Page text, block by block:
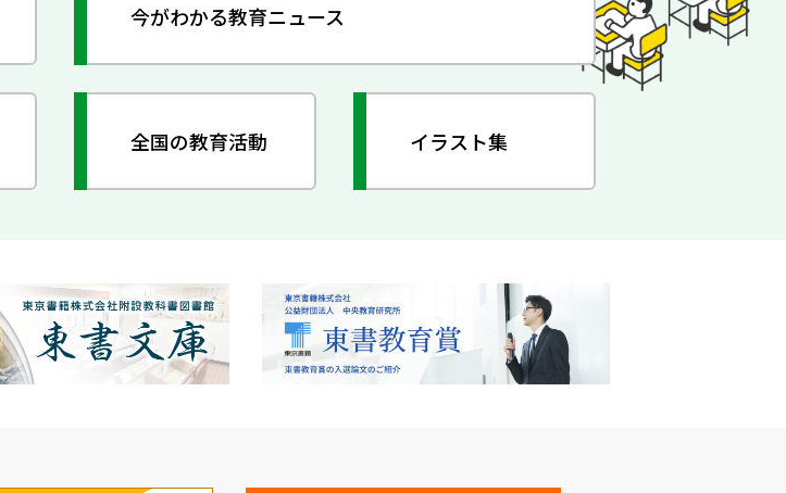
今がわかる教育ニュース
全国の教育活動 イラスト集